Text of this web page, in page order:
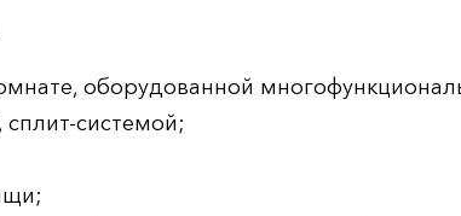
оборудованной
системой;